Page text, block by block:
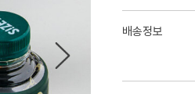
배송정보